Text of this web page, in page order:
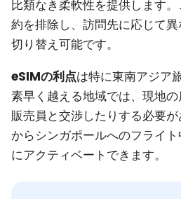
比類なき柔軟性を提供します
約を排除し、訪問先に応じて
切り替え可能です。
eSIMの利点は特に東南アジア
素早く越える地域では、現地
販売員と交渉したりする必要
からシンガポールへのフライ
にアクティベートできます。